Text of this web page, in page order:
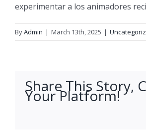
experimentar a los animadores
ByAdmin | March 13th, 2025 |
Share This Story,
Your Platform!